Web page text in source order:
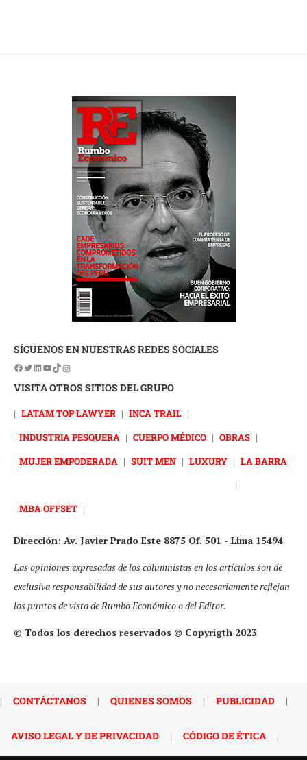
SÍGUENOS EN NUESTRAS REDES SOCIALES
VISITA OTROS SITIOS DEL GRUPO
| LATAM TOP LAWYER | INCA TRAIL |
INDUSTRIA PESQUERA | CUERPO MÉDICO | OBRAS |
MUJER EMPODERADA | SUIT MEN | LUXURY | LA BARRA
|
MBA OFFSET |
Dirección: Av. Javier Prado Este 8875 Of. 501 - Lima 15494
Las opiniones expresadas de los columnistas en los artículos son de
exclusiva responsabilidad de sus autores y no necesariamente reflejan
los puntos de vista de Rumbo Económico o del Editor.
© Todos los derechos reservados © Copyrigth 2023
| CONTÁCTANOS | QUIENES SOMOS | PUBLICIDAD |
AVISO LEGAL Y DE PRIVACIDAD | CÓDIGO DE ÉTICA |